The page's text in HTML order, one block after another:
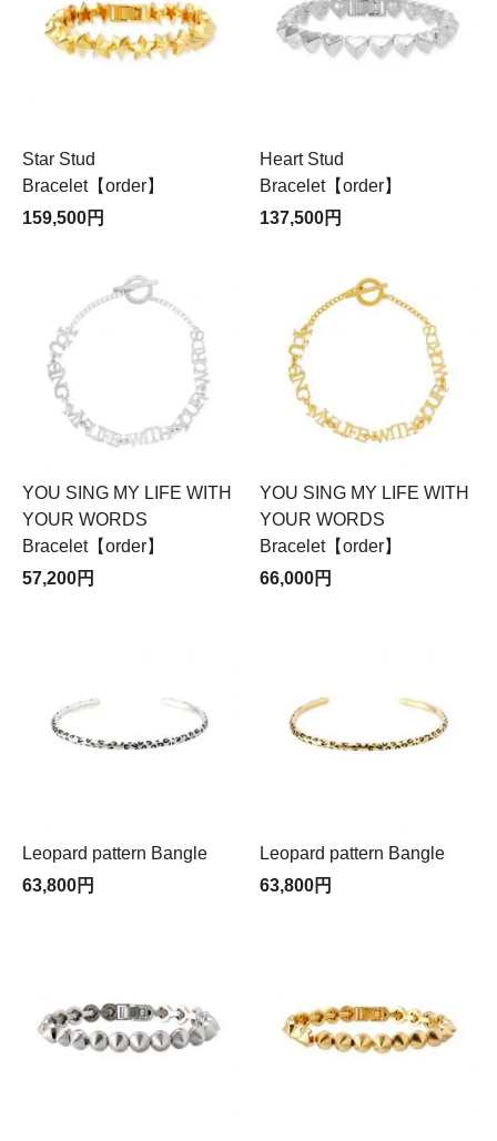
Star Stud
Bracelet【order】
159,500円
Heart Stud
Bracelet【order】
137,500円
YOU SING MY LIFE WITH
YOUR WORDS
Bracelet【order】
57,200円
YOU SING MY LIFE WITH
YOUR WORDS
Bracelet【order】
66,000円
Leopard pattern Bangle
63,800円
Leopard pattern Bangle
63,800円